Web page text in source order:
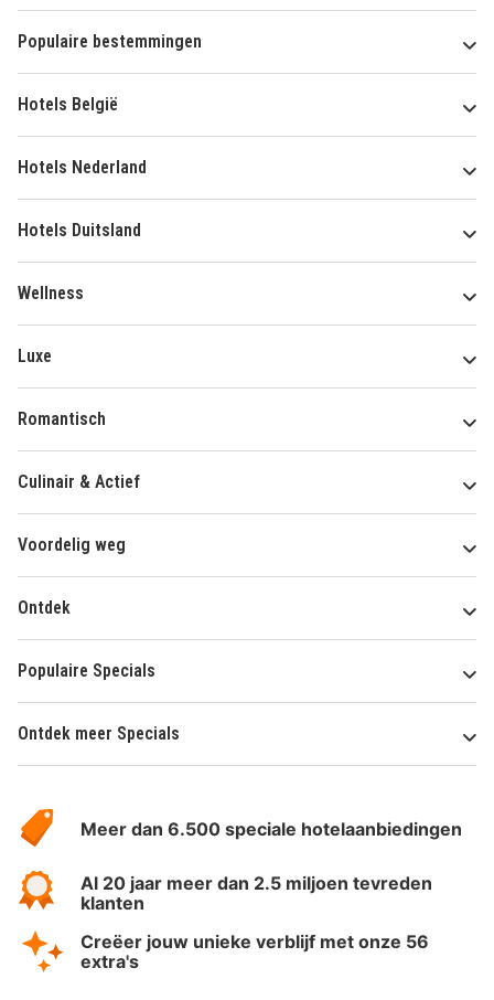
Populaire bestemmingen
Hotels België
Hotels Nederland
Hotels Duitsland
Wellness
Luxe
Romantisch
Culinair & Actief
Voordelig weg
Ontdek
Populaire Specials
Ontdek meer Specials
HotelSpecials
Meer dan 6.500 speciale hotelaanbiedingen
Al 20 jaar meer dan 2.5 miljoen tevreden
klanten
Creëer jouw unieke verblijf met onze 56
extra's